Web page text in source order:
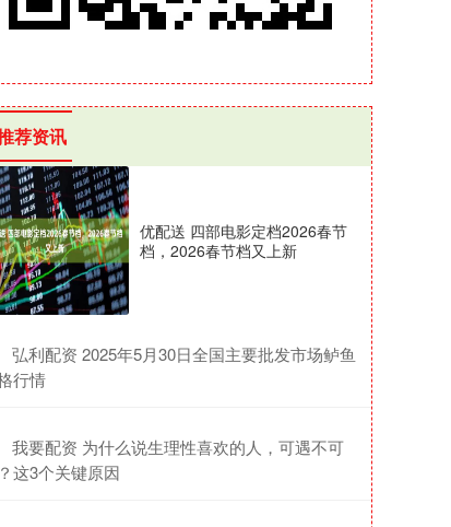
荐资讯
优配送 四部电影定档2026春节
档，2026春节档又上新
​弘利配资 2025年5月30日全国主要批发市场鲈鱼
行情
​我要配资 为什么说生理性喜欢的人，可遇不可
这3个关键原因